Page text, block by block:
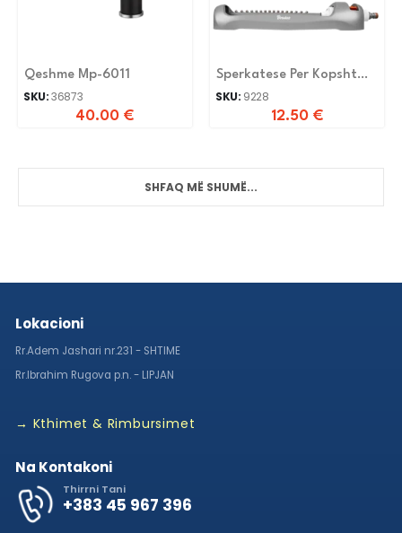
Qeshme Mp-6011
SKU:36873
40.00 €
Sperkatese Per Kopsht
WL-Z23
SKU: 9228
12.50 €
SHFAQ MË SHUMË...
Lokacioni
Rr.Adem Jashari nr.231 - SHTIME
Rr.Ibrahim Rugova p.n. - LIPJAN
→ Kthimet & Rimbursimet
Na Kontakoni
Thirrni Tani
+383 45 967 396